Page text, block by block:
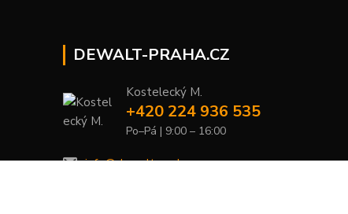
DEWALT-PRAHA.CZ
Kostelecký M.
+420 224 936 535
Po–Pá | 9:00 – 16:00
info@dewalt-praha.cz